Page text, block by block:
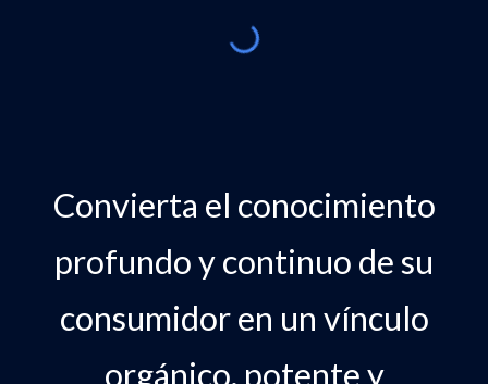
Convierta el conocimiento
profundo y continuo de su
consumidor en un vínculo
orgánico, potente y